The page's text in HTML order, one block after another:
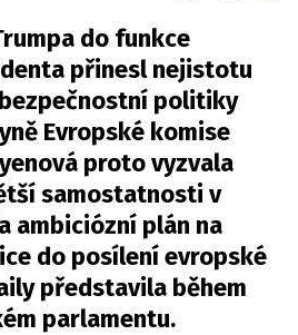
do funkce
přinesl nejistotu
politiky
Evropské komise
proto vyzvala
samostatnosti v
ambiciózní plán na
do posílení evropské
představila během
parlamentu.